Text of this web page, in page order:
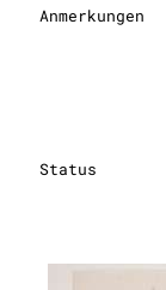
Anmerkungen
Status